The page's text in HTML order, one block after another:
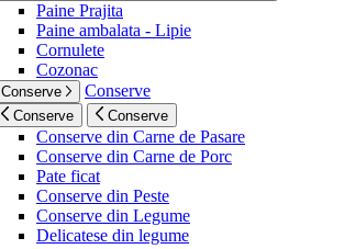
Paine Prajita
Paine ambalata - Lipie
Cornulete
Cozonac
Conserve Conserve
Conserve Conserve
Conserve din Carne de Pasare
Conserve din Carne de Porc
Pate ficat
Conserve din Peste
Conserve din Legume
Delicatese din legume